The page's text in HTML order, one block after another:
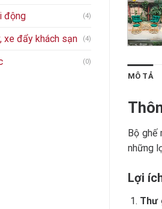
động (4)
xe đẩy khách sạn (4)
(0)
MÔ TẢ
Bộ ghế
những
Lợi
Thư